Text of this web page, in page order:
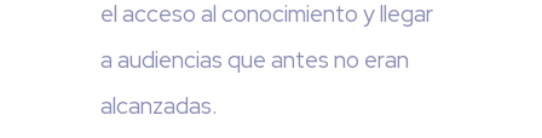
el acceso al conocimiento y llegar
a audiencias que antes no eran
alcanzadas.